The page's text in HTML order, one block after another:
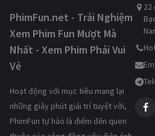
PhimFun.net - Trải Nghiệm
Xem Phim Fun Mượt Mà
Nhất - Xem Phim Phải Vui
Vẻ
Hoạt động với mục tiêu mang lại
những giây phút giải trí tuyệt vời,
PhimFun tự hào là điểm đến quen
22